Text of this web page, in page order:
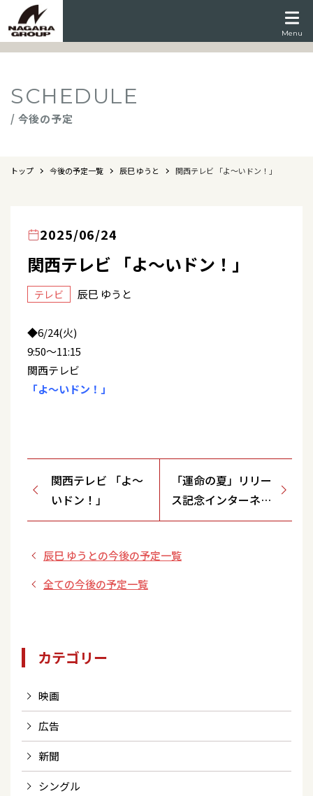
Menu
SCHEDULE
/ 今後の予定
トップ 今後の予定一覧 辰巳 ゆうと 関西テレビ 「よ～いドン！」
2025/06/24
関西テレビ 「よ～いドン！」
テレビ 辰巳 ゆうと
◆6/24(火)
9:50～11:15
関西テレビ
「よ～いドン！」
関西テレビ 「よ～
いドン！」
「運命の夏」リリー
ス記念インターネッ
トサイン会：ビクタ
辰巳 ゆうとの今後の予定一覧
全ての今後の予定一覧
カテゴリー
映画
広告
新聞
シングル